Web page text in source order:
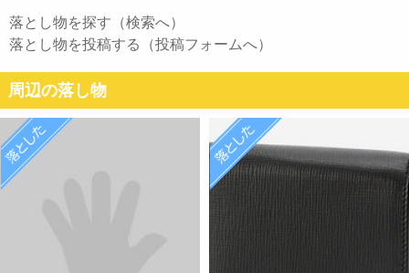
落とし物を探す（検索へ）
落とし物を投稿する（投稿フォームへ）
周辺の落し物